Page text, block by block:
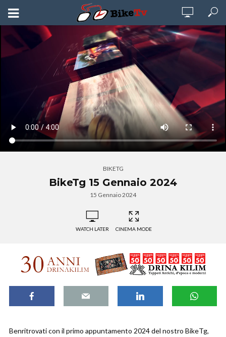
BIKETG
BikeTg 15 Gennaio 2024
15 Gennaio 2024
WATCH LATER CINEMA MODE
Benritrovati con il primo appuntamento 2024 del nostro BikeTg,